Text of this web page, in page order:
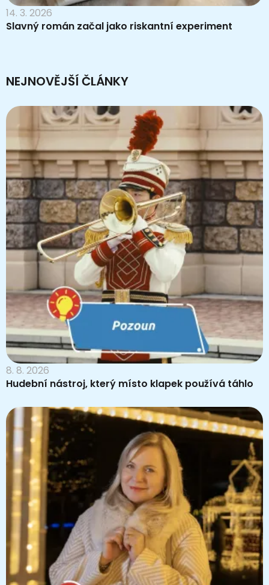
14. 3. 2026
Slavný román začal jako riskantní experiment
NEJNOVĚJŠÍ ČLÁNKY
8. 8. 2026
Hudební nástroj, který místo klapek používá táhlo